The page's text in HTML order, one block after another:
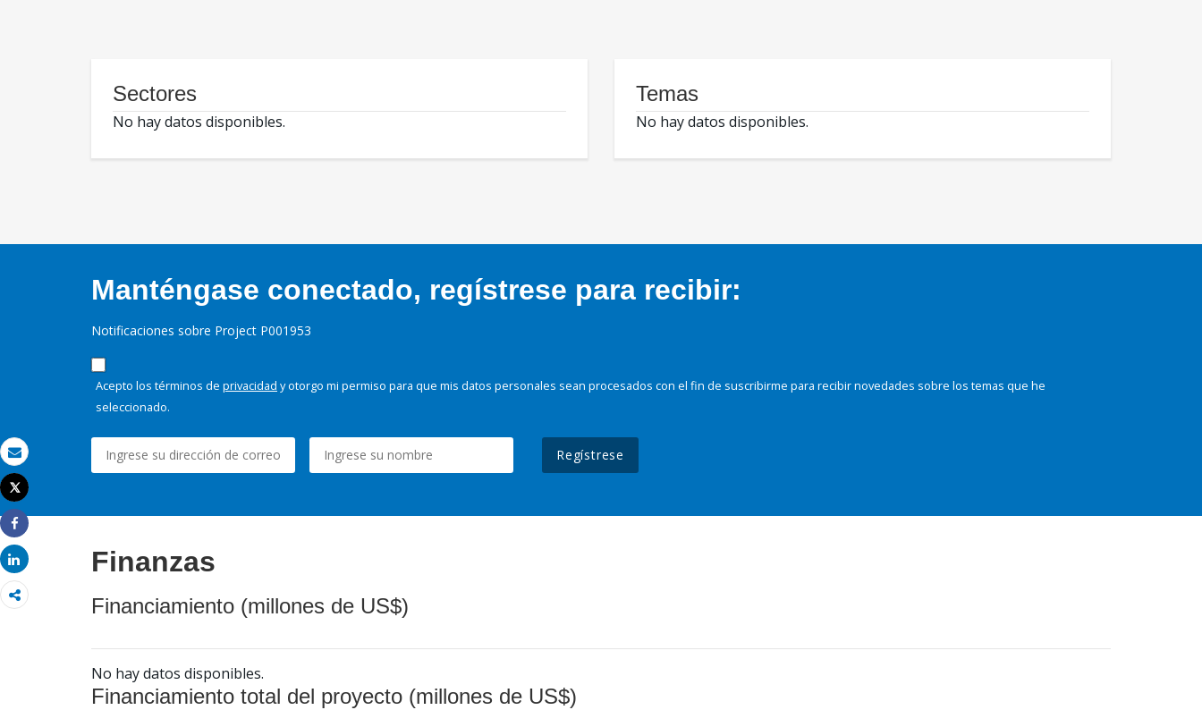
Correo electrónico
Imprimir
Tweet
Share
Share
Sectores
No hay datos disponibles.
Temas
No hay datos disponibles.
Manténgase conectado, regístrese para recibir:
Notificaciones sobre Project P001953
Acepto los términos de privacidad y otorgo mi permiso para que mis datos personales sean procesados con el fin de suscribirme para recibir novedades sobre los temas que he
seleccionado.
Regístrese
Finanzas
Financiamiento (millones de US$)
No hay datos disponibles.
Financiamiento total del proyecto (millones de US$)